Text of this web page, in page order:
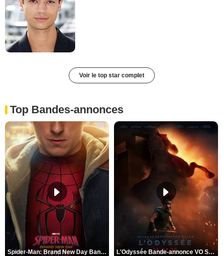
Voir le top star complet
Top Bandes-annonces
Spider-Man: Brand New Day Bande-annonce VO STFR L'Odyssée Bande-annonce VO STFR